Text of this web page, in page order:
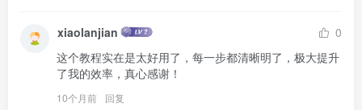
xiaolanjian
0
这个教程实在是太好用了，每一步都清晰明了，极大提升
了我的效率，真心感谢！
10个月前 回复